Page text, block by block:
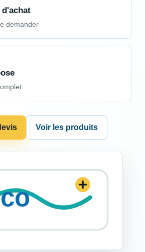
d'achat
demander
Voir les produits